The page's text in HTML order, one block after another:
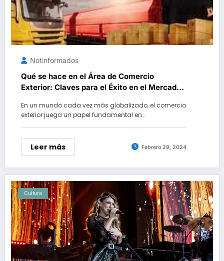
Notinformados
Qué se hace en el Área de Comercio
Exterior: Claves para el Éxito en el Mercado
En un mundo cada vez más globalizado, el comercio
exterior juega un papel fundamental en…
Leer más Febrero 29, 2024
Cultura